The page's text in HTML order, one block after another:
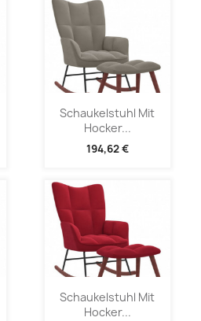
Schaukelstuhl Mit
Hocker...
194,62 €
Schaukelstuhl Mit
Hocker...